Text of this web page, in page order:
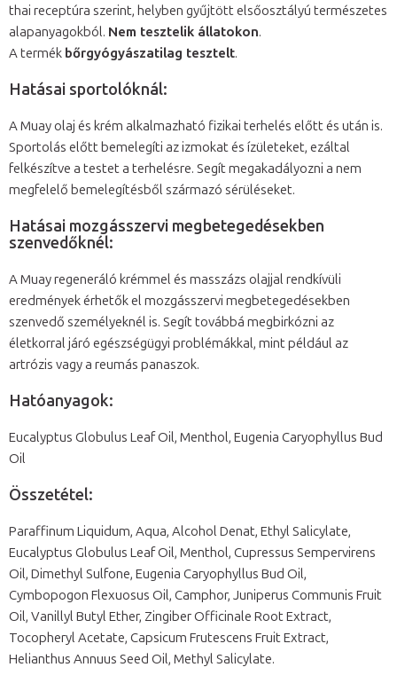
thai receptúra szerint, helyben gyűjtött elsőosztályú természetes
alapanyagokból. Nem tesztelik állatokon.
A termék bőrgyógyászatilag tesztelt.
Hatásai sportolóknál:
A Muay olaj és krém alkalmazható fizikai terhelés előtt és után is.
Sportolás előtt bemelegíti az izmokat és ízületeket, ezáltal
felkészítve a testet a terhelésre. Segít megakadályozni a nem
megfelelő bemelegítésből származó sérüléseket.
Hatásai mozgásszervi megbetegedésekben
szenvedőknél:
A Muay regeneráló krémmel és masszázs olajjal rendkívüli
eredmények érhetők el mozgásszervi megbetegedésekben
szenvedő személyeknél is. Segít továbbá megbirkózni az
életkorral járó egészségügyi problémákkal, mint például az
artrózis vagy a reumás panaszok.
Hatóanyagok:
Eucalyptus Globulus Leaf Oil, Menthol, Eugenia Caryophyllus Bud
Oil
Összetétel:
Paraffinum Liquidum, Aqua, Alcohol Denat, Ethyl Salicylate,
Eucalyptus Globulus Leaf Oil, Menthol, Cupressus Sempervirens
Oil, Dimethyl Sulfone, Eugenia Caryophyllus Bud Oil,
Cymbopogon Flexuosus Oil, Camphor, Juniperus Communis Fruit
Oil, Vanillyl Butyl Ether, Zingiber Officinale Root Extract,
Tocopheryl Acetate, Capsicum Frutescens Fruit Extract,
Helianthus Annuus Seed Oil, Methyl Salicylate.